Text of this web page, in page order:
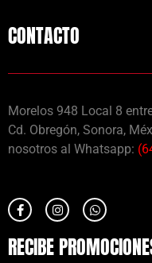
CONTACTO
Morelos 948 Local 8
Cd. Obregón, Sonora,
nosotros al Whatsapp:
RECIBE